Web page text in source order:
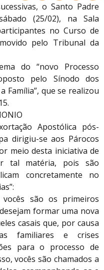
o Santo Padre
(25/02), na Sala
no Curso de
pelo Tribunal da
do “novo Processo
pelo Sínodo dos
Família”, que se realizou
Apostólica pós-
dirigiu-se aos Párocos
meio desta iniciativa de
tal matéria, pois são
concretamente no
são os primeiros
formar uma nova
casais que, por causa
familiares e crises
para o processo de
vocês são chamados a